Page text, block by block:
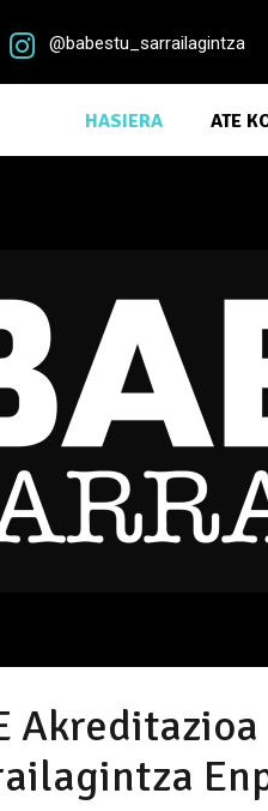
 @babestu_sarrailagintza
HASIERA ATE
Akreditazioa